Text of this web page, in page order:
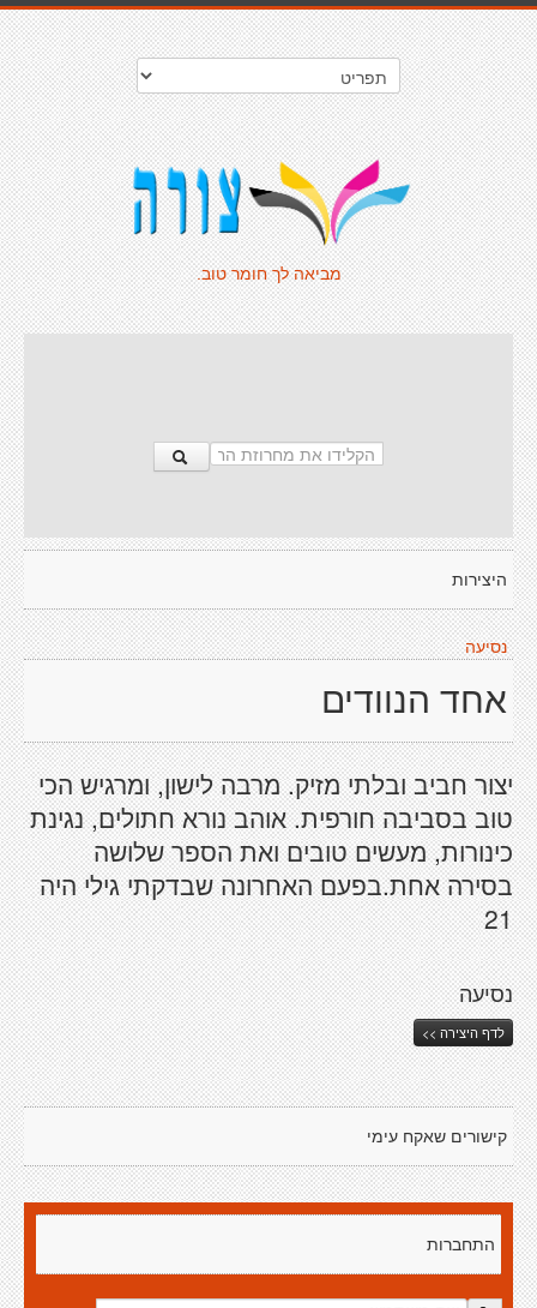
מביאה לך חומר טוב.
היצירות
נסיעה
אחד הנוודים
יצור חביב ובלתי מזיק. מרבה לישון, ומרגיש הכי
טוב בסביבה חורפית. אוהב נורא חתולים, נגינת
כינורות, מעשים טובים ואת הספר שלושה
בסירה אחת.בפעם האחרונה שבדקתי גילי היה
21
נסיעה
לדף היצירה >>
קישורים שאקח עימי
התחברות